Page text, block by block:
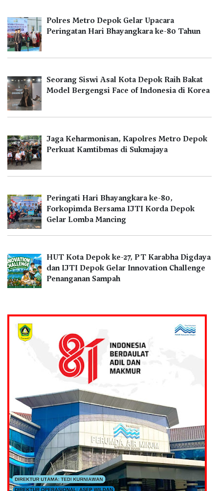
Polres Metro Depok Gelar Upacara
Peringatan Hari Bhayangkara ke-80 Tahun
Seorang Siswi Asal Kota Depok Raih Bakat
Model Bergengsi Face of Indonesia di Korea
Jaga Keharmonisan, Kapolres Metro Depok
Perkuat Kamtibmas di Sukmajaya
Peringati Hari Bhayangkara ke-80,
Forkopimda Bersama IJTI Korda Depok
Gelar Lomba Mancing
HUT Kota Depok ke-27, PT Karabha Digdaya
dan IJTI Depok Gelar Innovation Challenge
Penanganan Sampah